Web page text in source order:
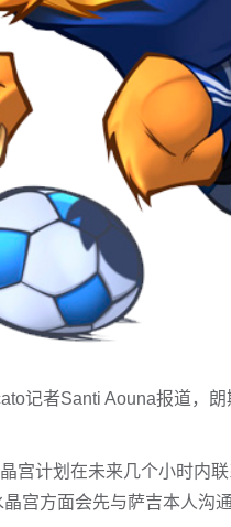
记者Santi Aouna报道，
宫计划在未来几个小时内
宫方面会先与萨吉本人沟